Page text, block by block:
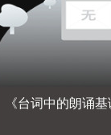
《台词中的朗诵